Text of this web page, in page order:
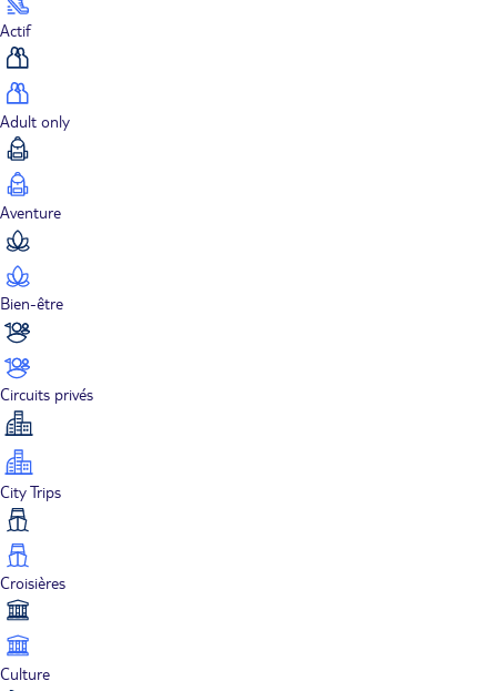
Actif
Adult only
Aventure
Bien-être
Circuits privés
City Trips
Croisières
Culture